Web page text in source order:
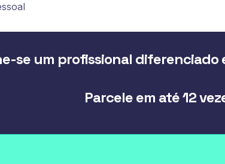
se um profissional
Parcele em até 12